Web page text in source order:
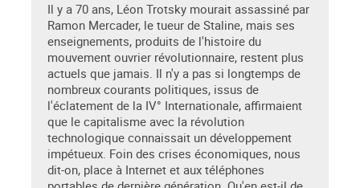
Il y a 70 ans, Léon Trotsky mourait assassiné par
Ramon Mercader, le tueur de Staline, mais ses
enseignements, produits de l'histoire du
mouvement ouvrier révolutionnaire, restent plus
actuels que jamais. Il n'y a pas si longtemps de
nombreux courants politiques, issus de
l'éclatement de la IV° Internationale, affirmaient
que le capitalisme avec la révolution
technologique connaissait un développement
impétueux. Foin des crises économiques, nous
dit-on, place à Internet et aux téléphones